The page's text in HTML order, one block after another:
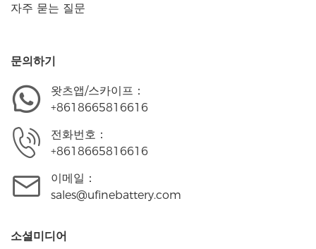
자주 묻는 질문
문의하기
왓츠앱/스카이프：
+8618665816616
전화번호：
+8618665816616
이메일：
sales@ufinebattery.com
소셜미디어